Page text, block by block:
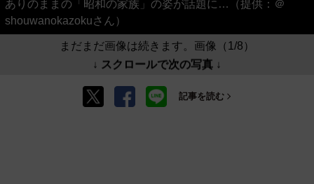
ありのままの「昭和の家族」の姿が話題に…（提供：＠
shouwanokazokuさん）
まだまだ画像は続きます。画像（1/8）
↓ スクロールで次の写真 ↓
記事を読む